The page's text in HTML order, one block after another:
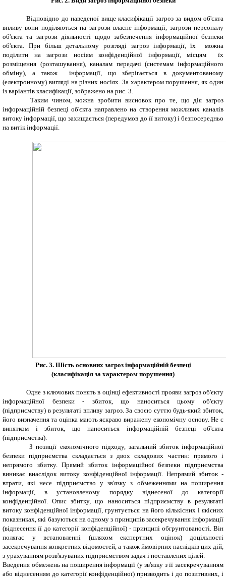
Відповідно до наведеної вище класифікації загроз за видом об'єкта
впливу вони поділяються на загрози власне інформації, загрози персоналу
об'єкта та загрози діяльності щодо забезпечення інформаційної безпеки
об'єкта. При більш детальному розгляді загроз інформації, їх можна
поділити на загрози носіям конфіденційної інформації, місцям їх
розміщення (розташування), каналам передачі (системам інформаційного
обміну), а також інформації, що зберігається в документованому
(електронному) вигляді на різних носіях. За характером порушення, як один
із варіантів класифікації, зображено на рис. 3.
Таким чином, можна зробити висновок про те, що дія загроз
інформаційній безпеці об'єкта направлено на створення можливих каналів
витоку інформації, що захищається (передумов до її витоку) і безпосередньо
на витік інформації.
Рис. 3. Шість основних загроз інформаційній безпеці
(класифікація за характером порушення)
Одне з ключових понять в оцінці ефективності прояви загроз об'єкту
інформаційної безпеки - збиток, що наноситься цьому об'єкту
(підприємству) в результаті впливу загроз.За своєю суттю будь-який збиток,
його визначення та оцінка мають яскраво виражену економічну основу. Не є
винятком і збиток, що наноситься інформаційнійбезпеці об'єкта
(підприємства).
З позиції економічного підходу, загальний збиток інформаційної
безпеки підприємства складається з двох складових частин: прямого і
непрямого збитку. Прямий збиток інформаційної безпеки підприємства
виникає внаслідок витоку конфіденційної інформації.Непрямий збиток -
втрати, які несе підприємство у зв'язку з обмеженнями на поширення
інформації, в установленому порядку віднесеної до категорії
конфіденційної. Опис збитку, що наноситься підприємству в результаті
витоку конфіденційної інформації, грунтується на його кількісних і якісних
показниках, які базуються на одному з принципів засекречування інформації
(віднесення її до категорії конфіденційної) - принципі обгрунтованості. Він
полягає у встановленні (шляхом експертних оцінок) доцільності
засекречування конкретних відомостей, а також ймовірних наслідків цих дій,
з урахуванням розв'язуваних підприємством задач і поставлених цілей.
Введення обмежень на поширення інформації (у зв'язку з її засекречуванням
або віднесенням до категорії конфіденційної) призводить і до позитивних, і